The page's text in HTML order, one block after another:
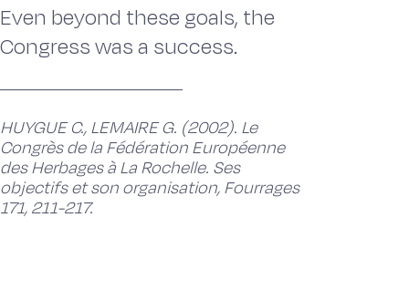
Even beyond these goals, the
Congress was a success.
HUYGUE C., LEMAIRE G. (2002). Le
Congrès de la Fédération Européenne
des Herbages à La Rochelle. Ses
objectifs et son organisation, Fourrages
171, 211-217.